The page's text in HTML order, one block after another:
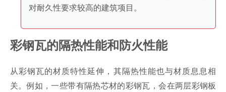
对耐久性要求较高的建筑项目。
彩钢瓦的隔热性能和防火性能
从彩钢瓦的材质特性延伸，其隔热性能也与材质息息相
关。例如，一些带有隔热芯材的彩钢瓦，会在两层彩钢板